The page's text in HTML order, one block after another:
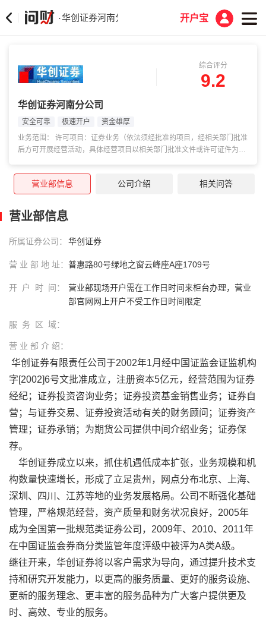
·华创证券河南分公司 开户宝
综合评分
9.2
华创证券河南分公司
安全可靠 极速开户
资金雄厚
业务范围： 许可项目：证券业务（依法须经批准的项目，经相关部门批准
后方可开展经营活动，具体经营项目以相关部门批准文件或许可证件为
管总局办公厅关于调整营业执照照面事项的通知》要求，国家企业信用信
息公示系统将营业执照照面公示内容作相应调整，详见
https://gkml.samr.gov.cn/nsjg/djzcj/202209/t2022090...
营业部信息 公司介绍 相关问答
营业部信息
所属证券公司： 华创证券
营 业 部 地 址： 普惠路80号绿地之窗云峰座A座1709号
开 户 时 间：
营业部现场开户需在工作日时间来柜台办理，营业
部官网网上开户不受工作日时间限定
服 务 区 域：
营 业 部 介 绍：
华创证券有限责任公司于2002年1月经中国证监会证监机构
字[2002]6号文批准成立，注册资本5亿元，经营范围为证券
经纪；证券投资咨询业务；证券投资基金销售业务；证券自
营；与证券交易、证券投资活动有关的财务顾问；证券资产
管理；证券承销；为期货公司提供中间介绍业务；证券保
荐。
华创证券成立以来，抓住机遇低成本扩张，业务规模和机
构数量快速增长，形成了立足贵州，网点分布北京、上海、
深圳、四川、江苏等地的业务发展格局。公司不断强化基础
管理，严格规范经营，资产质量和财务状况良好，2005年
成为全国第一批规范类证券公司，2009年、2010、2011年
在中国证监会券商分类监管年度评级中被评为A类A级。
继往开来，华创证券将以客户需求为导向，通过提升技术支
持和研究开发能力，以更高的服务质量、更好的服务设施、
更新的服务理念、更丰富的服务品种为广大客户提供更及
时、高效、专业的服务。